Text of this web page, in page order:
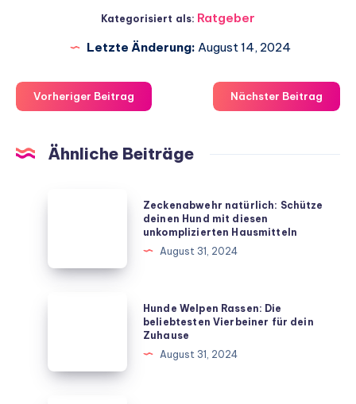
Kategorisiert als: Ratgeber
Letzte Änderung: August 14, 2024
Vorheriger Beitrag Nächster Beitrag
Ähnliche Beiträge
Hund
Zeckenabwehr natürlich: Schütze
deinen Hund mit diesen
unkomplizierten Hausmitteln
August 31, 2024
beliebtesten
Hunde Welpen Rassen: Die
beliebtesten Vierbeiner für dein
Zuhause
August 31, 2024